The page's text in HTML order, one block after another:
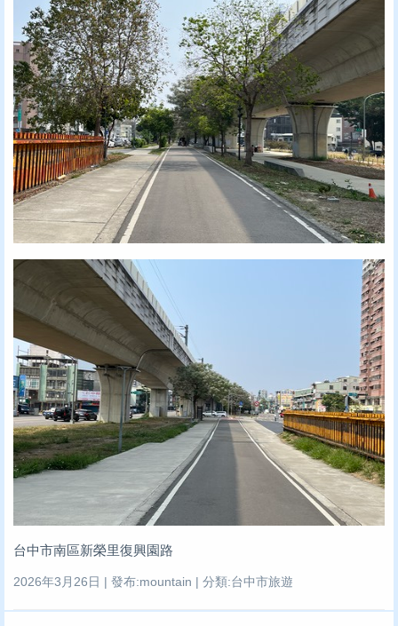
台中市南區新榮里復興園路
2026年3月26日 | 發布:mountain | 分類:台中市旅遊